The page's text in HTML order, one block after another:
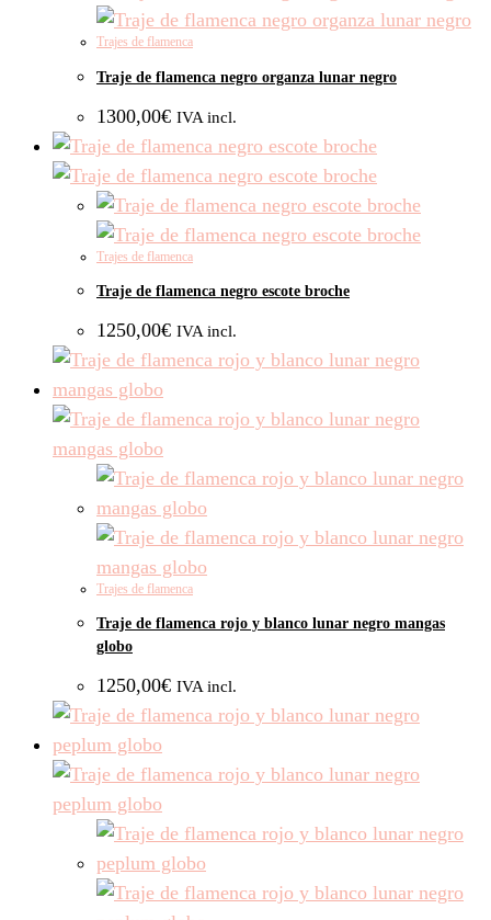
Trajes de flamenca
Traje de flamenca negro organza lunar negro
1300,00€ IVA incl.
Trajes de flamenca
Traje de flamenca negro escote broche
1250,00€ IVA incl.
Trajes de flamenca
Traje de flamenca rojo y blanco lunar negro mangas
globo
1250,00€ IVA incl.